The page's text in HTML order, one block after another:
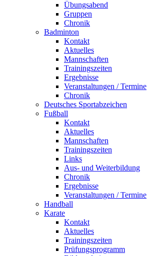
Übungsabend
Gruppen
Chronik
Badminton
Kontakt
Aktuelles
Mannschaften
Trainingszeiten
Ergebnisse
Veranstaltungen / Termine
Chronik
Deutsches Sportabzeichen
Fußball
Kontakt
Aktuelles
Mannschaften
Trainingszeiten
Links
Aus- und Weiterbildung
Chronik
Ergebnisse
Veranstaltungen / Termine
Handball
Karate
Kontakt
Aktuelles
Trainingszeiten
Prüfungsprogramm